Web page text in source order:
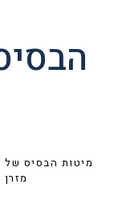
מיטות הבסיס של
מזרן